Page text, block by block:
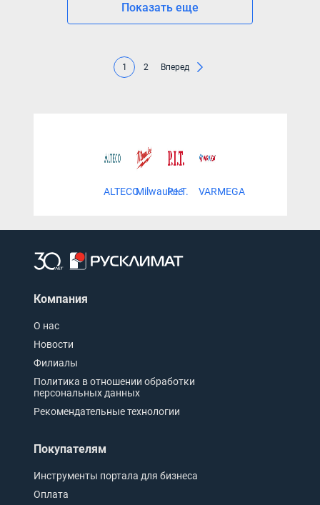
Показать еще
1 2 Вперед
ALTECOMilwaukee
P.I.T. VARMEGA
Компания
О нас
Новости
Филиалы
Политика в отношении обработки
персональных данных
Рекомендательные технологии
Покупателям
Инструменты портала для бизнеса
Оплата